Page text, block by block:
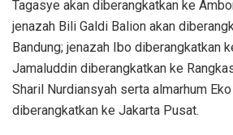
Tagasye akan diberangkatkan ke
jenazah Bili Galdi Balion akan
Bandung; jenazah Ibo diberangkatkan
Jamaluddin diberangkatkan ke
Sharil Nurdiansyah serta almarhum
diberangkatkan ke Jakarta Pusat.